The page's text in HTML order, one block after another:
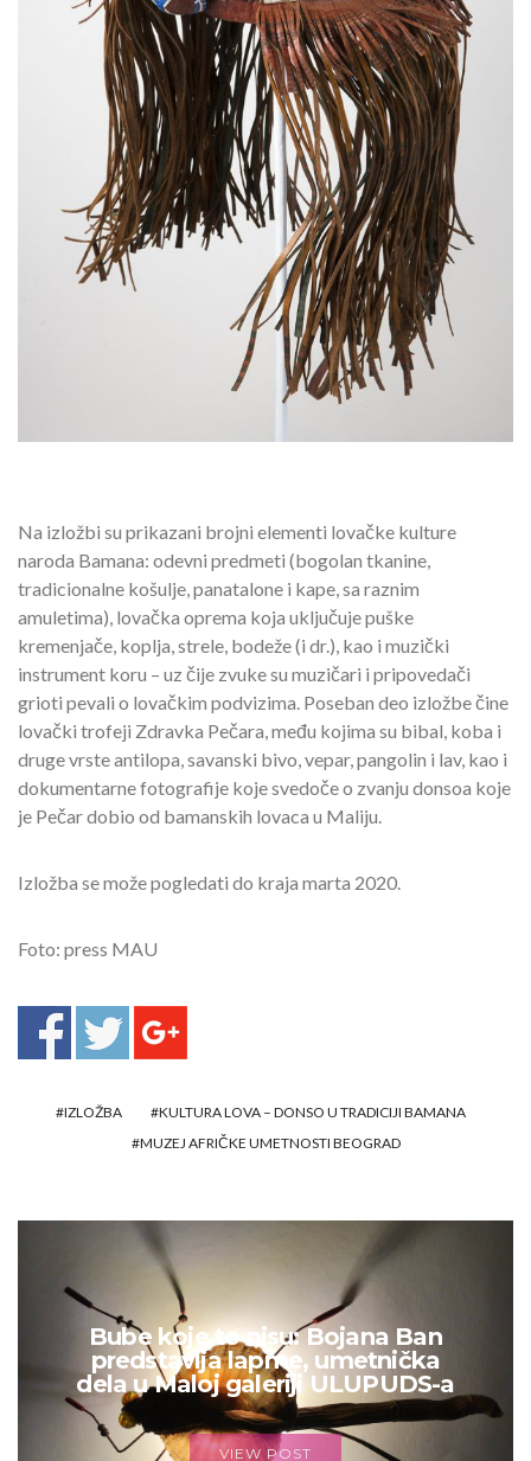
Na izložbi su prikazani brojni elementi lovačke kulture
naroda Bamana: odevni predmeti (bogolan tkanine,
tradicionalne košulje, panatalone i kape, sa raznim
amuletima), lovačka oprema koja uključuje puške
kremenjače, koplja, strele, bodeže (i dr.), kao i muzički
instrument koru – uz čije zvuke su muzičari i pripovedači
grioti pevali o lovačkim podvizima. Poseban deo izložbe čine
lovački trofeji Zdravka Pečara, među kojima su bibal, koba i
druge vrste antilopa, savanski bivo, vepar, pangolin i lav, kao i
dokumentarne fotografije koje svedoče o zvanju donsoa koje
je Pečar dobio od bamanskih lovaca u Maliju.
Izložba se može pogledati do kraja marta 2020.
Foto: press MAU
IZLOŽBA
KULTURA LOVA – DONSO U TRADICIJI BAMANA
MUZEJ AFRIČKE UMETNOSTI BEOGRAD
Bube koje to nisu: Bojana Ban
predstavlja lapme, umetnička
dela u Maloj galeriji ULUPUDS-a
VIEW POST